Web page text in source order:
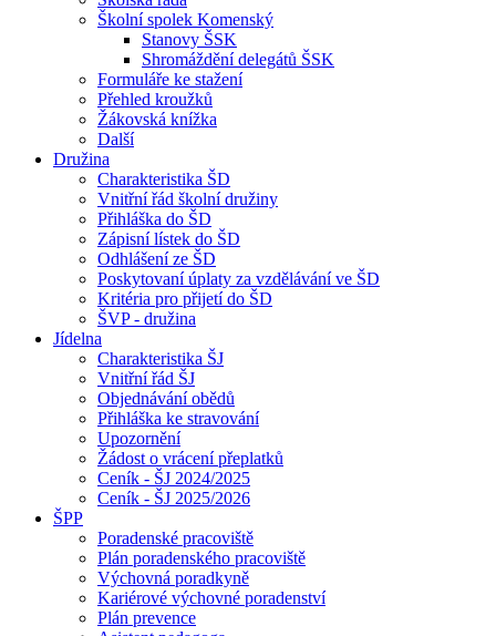
Školní spolek Komenský
Stanovy ŠSK
Shromáždění delegátů ŠSK
Formuláře ke stažení
Přehled kroužků
Žákovská knížka
Další
Družina
Charakteristika ŠD
Vnitřní řád školní družiny
Přihláška do ŠD
Zápisní lístek do ŠD
Odhlášení ze ŠD
Poskytovaní úplaty za vzdělávání ve ŠD
Kritéria pro přijetí do ŠD
ŠVP - družina
Jídelna
Charakteristika ŠJ
Vnitřní řád ŠJ
Objednávání obědů
Přihláška ke stravování
Upozornění
Žádost o vrácení přeplatků
Ceník - ŠJ 2024/2025
Ceník - ŠJ 2025/2026
ŠPP
Poradenské pracoviště
Plán poradenského pracoviště
Výchovná poradkyně
Kariérové výchovné poradenství
Plán prevence